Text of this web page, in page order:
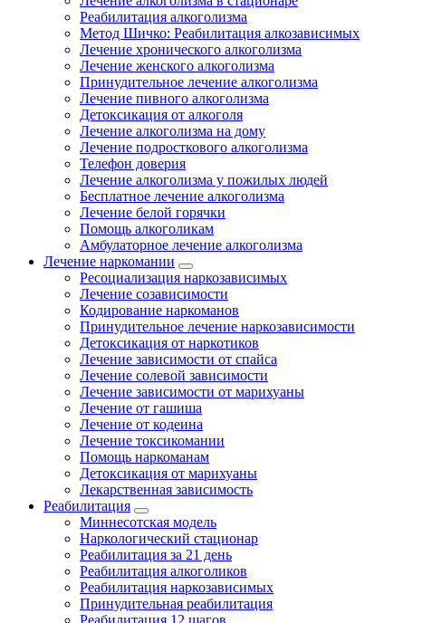
Реабилитация алкоголизма
Метод Шичко: Реабилитация алкозависимых
Лечение хронического алкоголизма
Лечение женского алкоголизма
Принудительное лечение алкоголизма
Лечение пивного алкоголизма
Детоксикация от алкоголя
Лечение алкоголизма на дому
Лечение подросткового алкоголизма
Телефон доверия
Лечение алкоголизма у пожилых людей
Бесплатное лечение алкоголизма
Лечение белой горячки
Помощь алкоголикам
Амбулаторное лечение алкоголизма
Лечение наркомании
Ресоциализация наркозависимых
Лечение созависимости
Кодирование наркоманов
Принудительное лечение наркозависимости
Детоксикация от наркотиков
Лечение зависимости от спайса
Лечение солевой зависимости
Лечение зависимости от марихуаны
Лечение от гашиша
Лечение от кодеина
Лечение токсикомании
Помощь наркоманам
Детоксикация от марихуаны
Лекарственная зависимость
Реабилитация
Миннесотская модель
Наркологический стационар
Реабилитация за 21 день
Реабилитация алкоголиков
Реабилитация наркозависимых
Принудительная реабилитация
Реабилитация 12 шагов